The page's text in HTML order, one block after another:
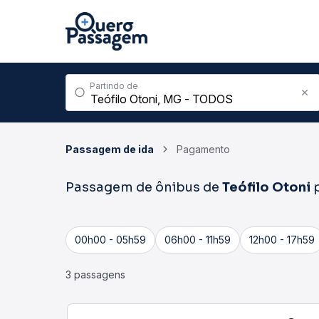
Partindo de
Passagem de ida Pagamento
Passagem de ônibus de Teófilo Otoni
00h00 - 05h59 06h00 - 11h59 12h00 - 17h59
3 passagens